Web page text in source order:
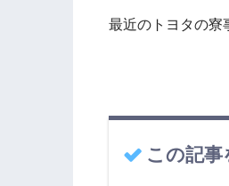
最近のトヨタの寮
この記事